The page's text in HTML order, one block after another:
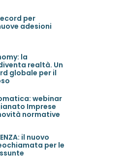
per
adesioni
la
realtà. Un
globale per il
webinar
Imprese
normative
il nuovo
per le